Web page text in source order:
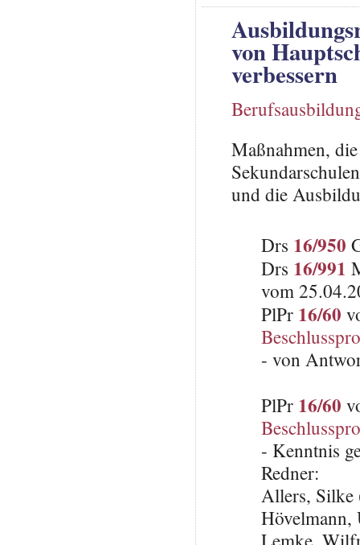
von
verbessern
Maßnahmen,
und die
Drs 16/950
Drs 16/991
vom
PlPr 16/60
- von
PlPr 16/60
- Kenntnis
Redner:
Allers,